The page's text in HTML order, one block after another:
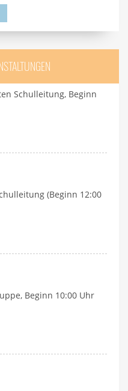
Schulleitung, Beginn
(Beginn 12:00
Beginn 10:00 Uhr